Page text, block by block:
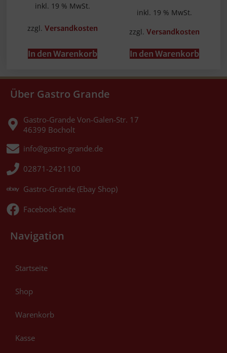
inkl. 19 % MwSt.
zzgl.Versandkosten
In den Warenkorb
inkl. 19 % MwSt.
zzgl. Versandkosten
In den Warenkorb
Über Gastro Grande
Gastro-Grande Von-Galen-Str. 17
46399 Bocholt
info@gastro-grande.de
02871-2421100
Gastro-Grande (Ebay Shop)
Facebook Seite
Navigation
Startseite
Shop
Warenkorb
Kasse